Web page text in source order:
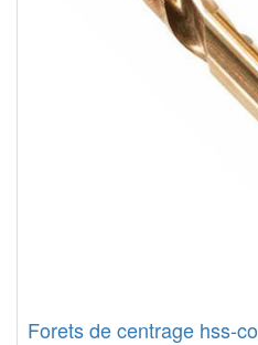
Forets de centrage hss-co